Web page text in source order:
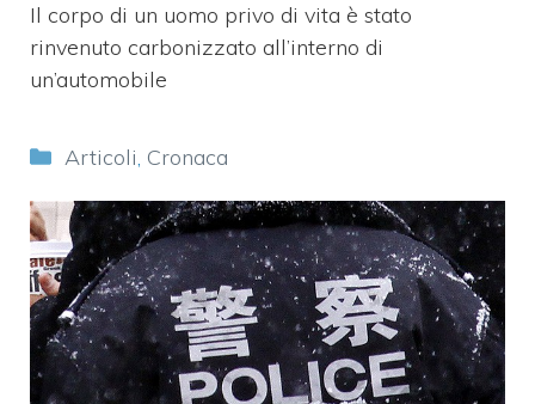
Il corpo di un uomo privo di vita è stato
rinvenuto carbonizzato all’interno di
un’automobile
Categorie
Articoli, Cronaca